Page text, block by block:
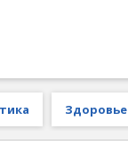
Здоровье